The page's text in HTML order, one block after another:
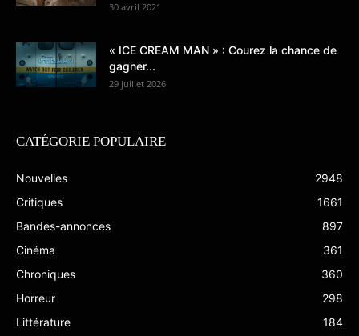
30 avril 2021
« ICE CREAM MAN » : Courez la chance de
gagner...
29 juillet 2026
CATÉGORIE POPULAIRE
Nouvelles
2948
Critiques
1661
Bandes-annonces
897
Cinéma
361
Chroniques
360
Horreur
298
Littérature
184